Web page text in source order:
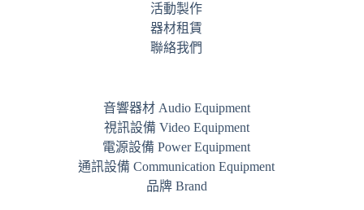
活動製作
器材租賃
聯絡我們
音響器材 Audio Equipment
視訊設備 Video Equipment
電源設備 Power Equipment
通訊設備 Communication Equipment
品牌 Brand